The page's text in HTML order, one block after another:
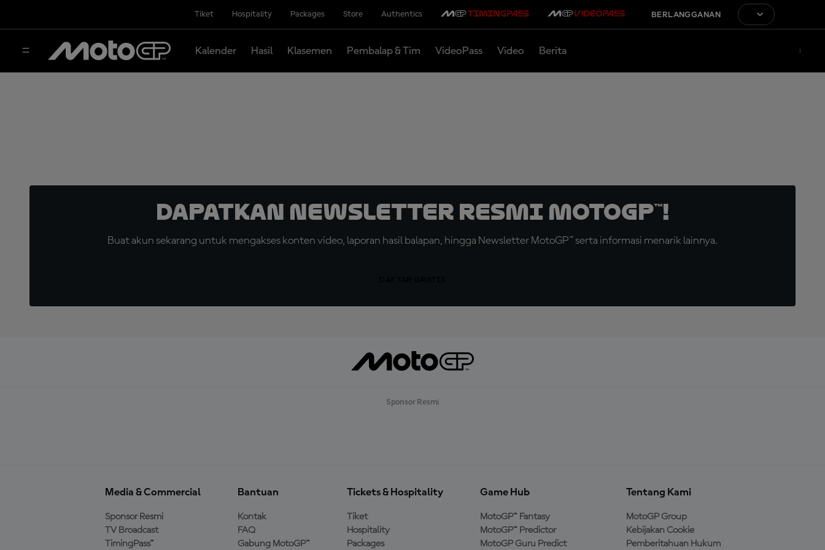
Tiket Hospitality Packages Store Authentics BERLANGGANAN
Kalender Hasil Klasemen Pembalap & Tim VideoPass Video Berita
Dapatkan Newsletter Resmi MotoGP™!
Buat akun sekarang untuk mengakses konten video, laporan hasil balapan, hingga Newsletter MotoGP™ serta informasi menarik lainnya.
Sponsor Resmi
Media & Commercial
Sponsor Resmi
TV Broadcast
TimingPass™
Bantuan
Kontak
FAQ
Gabung MotoGP™
Tickets & Hospitality
Tiket
Hospitality
Packages
Game Hub
MotoGP™ Fantasy
MotoGP™ Predictor
MotoGP Guru Predict
Tentang Kami
MotoGP Group
Kebijakan Cookie
Pemberitahuan Hukum